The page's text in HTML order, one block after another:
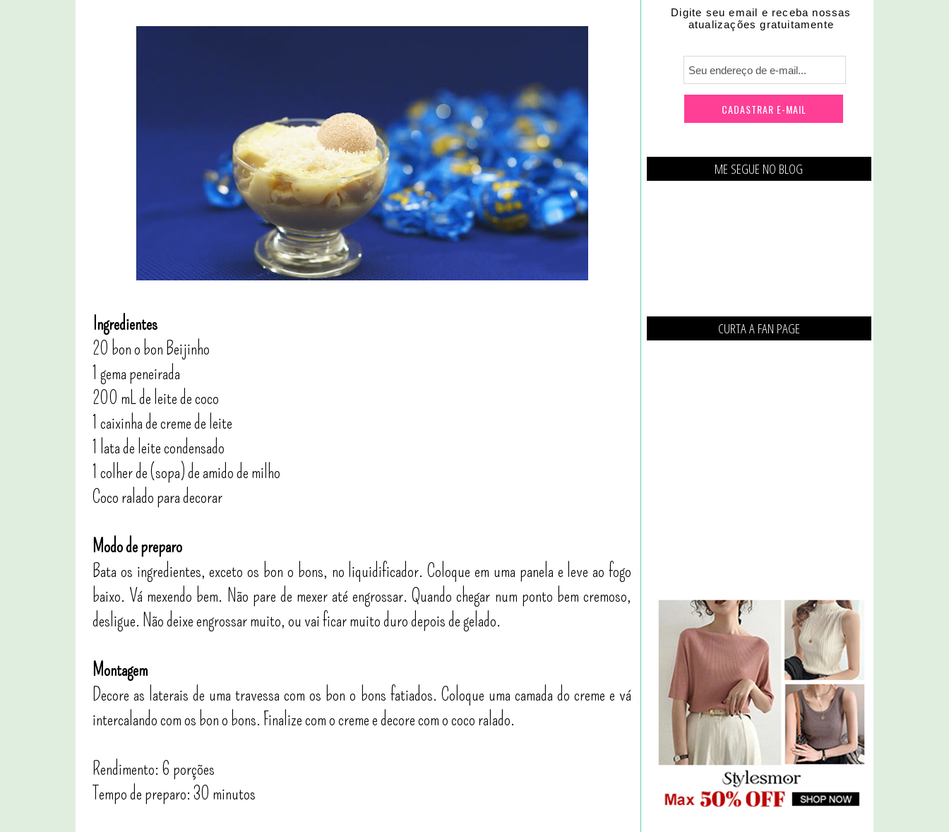
Ingredientes
20 bon o bon Beijinho
1 gema peneirada
200 mL de leite de coco
1 caixinha de creme de leite
1 lata de leite condensado
1 colher de (sopa) de amido de milho
Coco ralado para decorar
Modo de preparo
Bata os ingredientes, exceto os bon o bons, no liquidificador. Coloque em uma panela e leve ao fogo
baixo. Vá mexendo bem. Não pare de mexer até engrossar. Quando chegar num ponto bem cremoso,
desligue. Não deixe engrossar muito, ou vai ficar muito duro depois de gelado.
Montagem
Decore as laterais de uma travessa com os bon o bons fatiados. Coloque uma camada do creme e vá
intercalando com os bon o bons. Finalize com o creme e decore com o coco ralado.
Rendimento: 6 porções
Tempo de preparo: 30 minutos
Digite seu email e receba nossas
atualizações gratuitamente
ME SEGUE NO BLOG
CURTA A FAN PAGE